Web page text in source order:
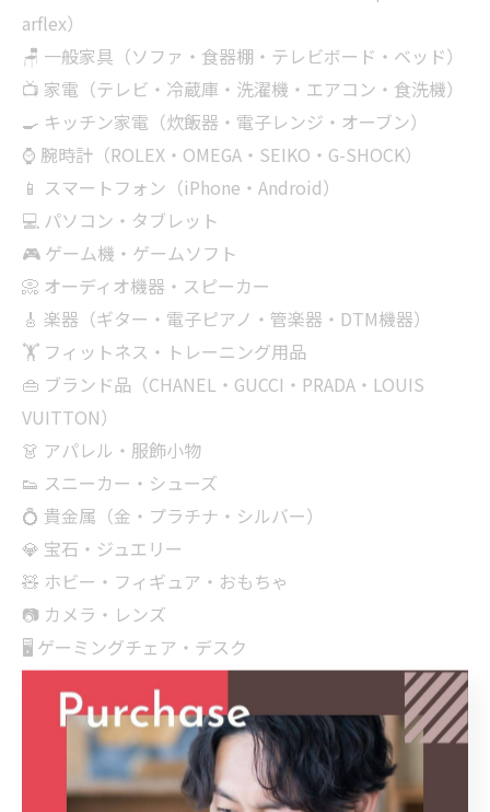
arflex）
🪑 一般家具（ソファ・食器棚・テレビボード・ベッド）
📺 家電（テレビ・冷蔵庫・洗濯機・エアコン・食洗機）
🍳 キッチン家電（炊飯器・電子レンジ・オーブン）
⌚ 腕時計（ROLEX・OMEGA・SEIKO・G-SHOCK）
📱 スマートフォン（iPhone・Android）
💻 パソコン・タブレット
🎮 ゲーム機・ゲームソフト
📀 オーディオ機器・スピーカー
🎸 楽器（ギター・電子ピアノ・管楽器・DTM機器）
🏋 フィットネス・トレーニング用品
👜 ブランド品（CHANEL・GUCCI・PRADA・LOUIS
VUITTON）
👗 アパレル・服飾小物
👟 スニーカー・シューズ
💍 貴金属（金・プラチナ・シルバー）
💎 宝石・ジュエリー
🧸 ホビー・フィギュア・おもちゃ
📷 カメラ・レンズ
🖥 ゲーミングチェア・デスク
🧳 スーツケース・旅行用品
📦 まとめ売り（遺品整理・引っ越し・空き家整理）